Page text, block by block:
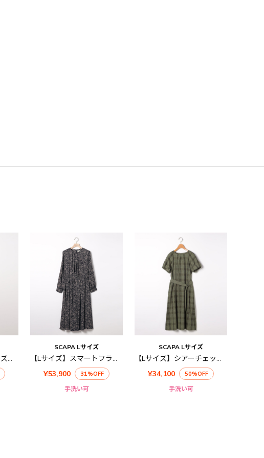
【Lサイズ】サラサペーズリーワンピース
SCAPA Lサイズ
【Lサイズ】スマートフラワー長袖ワンピース
¥53,900
31%OFF
手洗い可
SCAPA Lサイズ
【Lサイズ】シアーチェックワンピース
¥34,100
50%OFF
手洗い可